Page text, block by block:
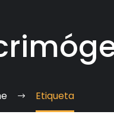
Etiqueta